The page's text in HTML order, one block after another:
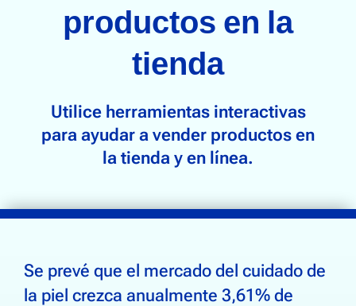
Bebidas
Alimentación
Calzado y ropa
Salud, belleza y bienestar
Quiénes somos
productos en la
tienda
Utilice herramientas interactivas
para ayudar a vender productos en
la tienda y en línea.
Se prevé que el mercado del cuidado de
la piel crezca anualmente 3,61% de